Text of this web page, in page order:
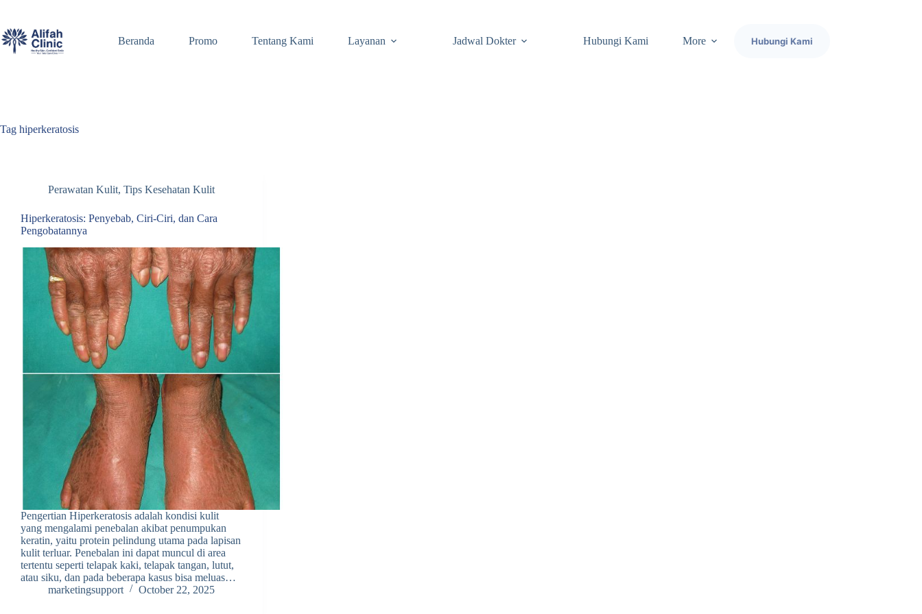
content
Beranda
Promo Tentang Kami Layanan Jadwal Dokter Hubungi Kami More Hubungi Kami
Tag hiperkeratosis
Perawatan Kulit, Tips Kesehatan Kulit
Hiperkeratosis: Penyebab, Ciri-Ciri, dan Cara
Pengobatannya
Pengertian Hiperkeratosis adalah kondisi kulit
yang mengalami penebalan akibat penumpukan
keratin, yaitu protein pelindung utama pada lapisan
kulit terluar. Penebalan ini dapat muncul di area
tertentu seperti telapak kaki, telapak tangan, lutut,
atau siku, dan pada beberapa kasus bisa meluas…
marketingsupport
October 22, 2025